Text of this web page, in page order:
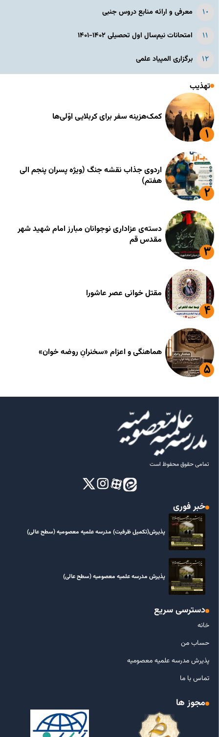
معرفی و ارائه منابع دروس جنبی
امتحانات نیم‌سال اول تحصیلی ۱۴۰۲-۱۴۰۱
برگزاری المپیاد علمی
تهذیب
کمک‌هزینه سفر برای کربلایی اوّلی‌ها
اردوی جذاب نقشه جنگ (ویژه پسران پنجم الی
هفتم)
دسته‌ی عزاداری نوجوانان مبارز امام شهید شهر
مقدس قم
مقتل خوانی عصر عاشورا
هماهنگی و اعزام «سخنرانِ روضه خوان»
تمامی حقوق محفوظ است
خبر فوری
پذیرش(تکمیل ظرفیت) مدرسه علمیه معصومیه‌ (سطح عالی)
پذیرش مدرسه علمیه معصومیه‌ (سطح عالی)
دسترسی سریع
خانه
حساب من
پذیرش مدرسه علمیه معصومیه
تماس با ما
مجوز ها